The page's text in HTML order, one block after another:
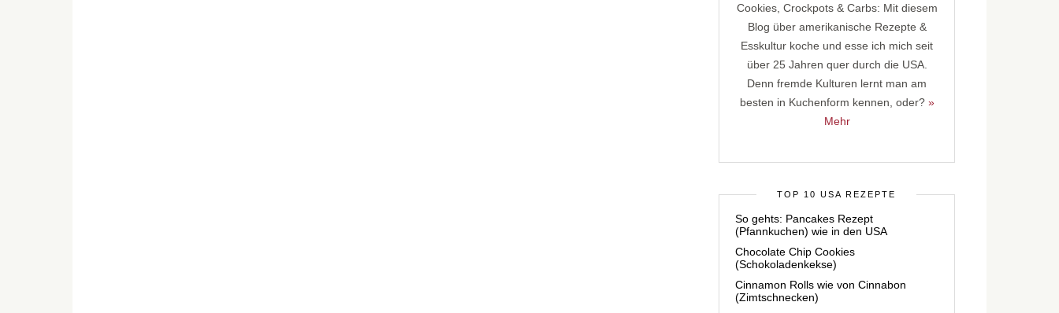
Cookies, Crockpots & Carbs: Mit diesem
Blog über amerikanische Rezepte &
Esskultur koche und esse ich mich seit
über 25 Jahren quer durch die USA.
Denn fremde Kulturen lernt man am
besten in Kuchenform kennen, oder? »
Mehr
TOP 10 USA REZEPTE
So gehts: Pancakes Rezept
(Pfannkuchen) wie in den USA
Chocolate Chip Cookies
(Schokoladenkekse)
Cinnamon Rolls wie von Cinnabon
(Zimtschnecken)